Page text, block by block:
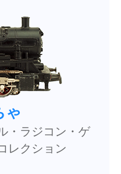
ゃ
・ラジコン・ゲ
レクション